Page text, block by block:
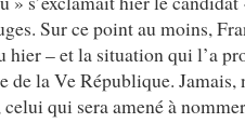
Sur ce point au moins,
hier – et la situation qui l’a
de la Ve République.
qui sera amené à